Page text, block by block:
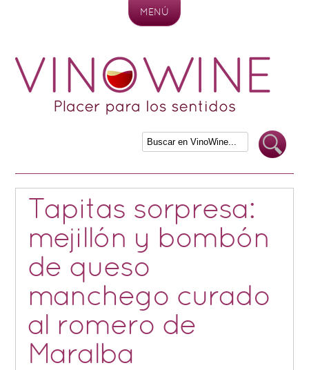
MENÚ
Tapitas sorpresa:
mejillón y bombón
de queso
manchego curado
al romero de
Maralba